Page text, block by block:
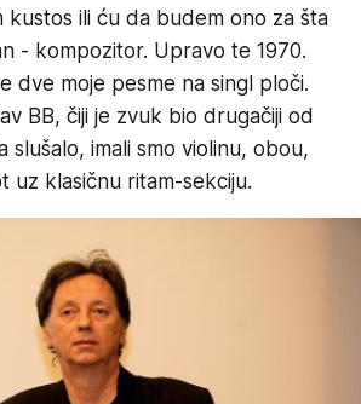
kustos ili ću da budem ono za šta
- kompozitor. Upravo te 1970.
dve moje pesme na singl ploči.
BB, čiji je zvuk bio drugačiji od
slušalo, imali smo violinu, obou,
uz klasičnu ritam-sekciju.